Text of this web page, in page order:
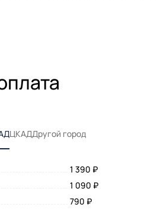
ЦКАДДругой город
1 390 ₽
1 090 ₽
790 ₽